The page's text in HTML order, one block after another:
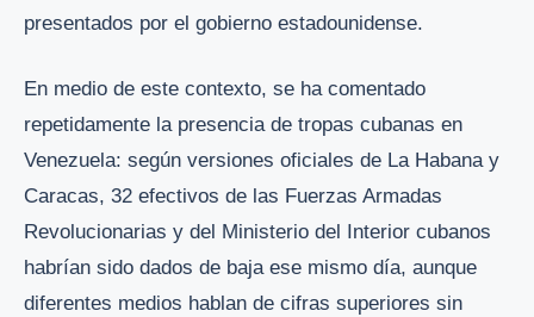
presentados por el gobierno estadounidense.
En medio de este contexto, se ha comentado
repetidamente la presencia de tropas cubanas en
Venezuela: según versiones oficiales de La Habana y
Caracas, 32 efectivos de las Fuerzas Armadas
Revolucionarias y del Ministerio del Interior cubanos
habrían sido dados de baja ese mismo día, aunque
diferentes medios hablan de cifras superiores sin